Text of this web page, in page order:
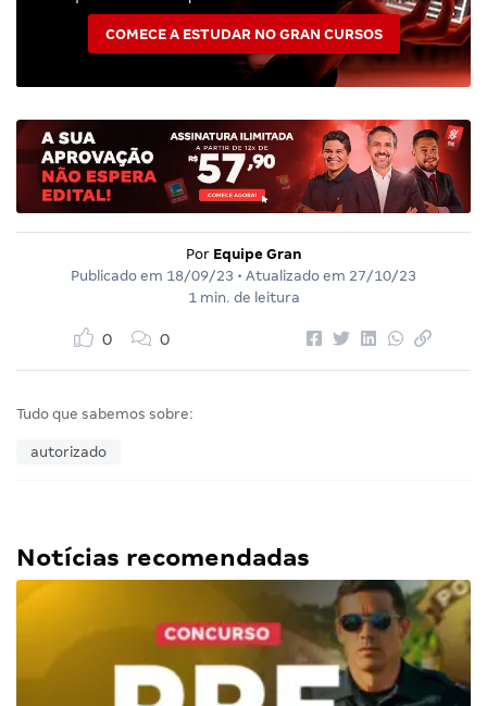
COMECE A ESTUDAR NO GRAN CURSOS
Por Equipe Gran
Publicado em 18/09/23 • Atualizado em 27/10/23
1 min. de leitura
0 0
Tudo que sabemos sobre:
autorizado
Notícias recomendadas